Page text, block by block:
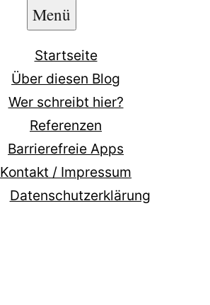
Menü
Startseite
Über diesen Blog
Wer schreibt hier?
Referenzen
Barrierefreie Apps
Kontakt / Impressum
Datenschutzerklärung